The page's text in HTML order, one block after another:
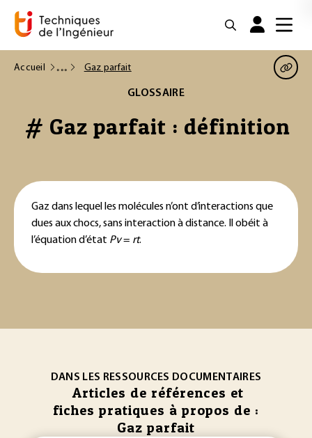
Accueil Gaz parfait
GLOSSAIRE
# Gaz parfait : définition
Gaz dans lequel les molécules n’ont d’interactions que
dues aux chocs, sans interaction à distance. Il obéit à
l’équation d’état Pv= rt.
DANS LES RESSOURCES DOCUMENTAIRES
Articles de références et
fiches pratiques à propos de :
Gaz parfait